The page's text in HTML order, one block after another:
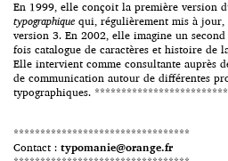
En 1999, elle conçoit la première version
typographique qui, régulièrement mis à jour,
version 3. En 2002, elle imagine un second
fois catalogue de caractères et histoire de
Elle intervient comme consultante auprès
de communication autour de différentes
typographiques.
*********************************
Contact : typomanie@orange.fr